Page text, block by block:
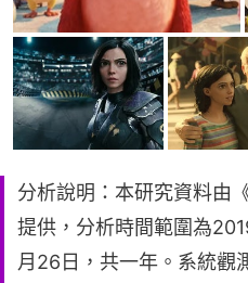
分析說明：本研究資料由
提供，分析時間範圍為
月26日，共一年。系統觀